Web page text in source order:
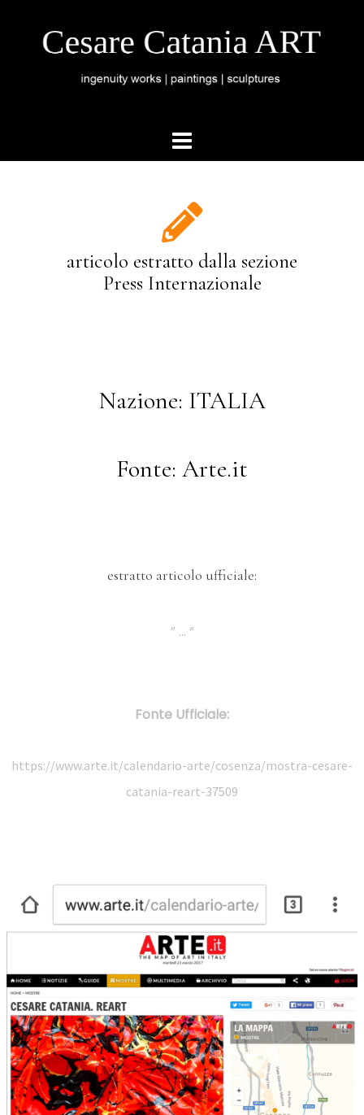
articolo estratto dalla sezione
Press Internazionale
Nazione: ITALIA
Fonte: Arte.it
estratto articolo ufficiale:
” … “
Fonte Ufficiale:
https://www.arte.it/calendario-arte/cosenza/mostra-cesare-
catania-reart-37509